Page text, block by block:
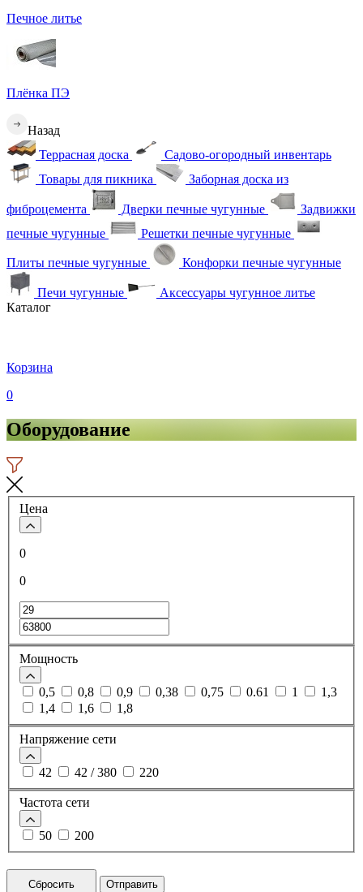
Печное литье
Плёнка ПЭ
Назад
Террасная доска
Садово-огородный инвентарь
Товары для пикника
Заборная доска из
фиброцемента Дверки печные чугунные
Задвижки
печные чугунные
Решетки печные чугунные
Плиты печные чугунные Конфорки печные чугунные
Печи чугунные
Аксессуары чугунное литье
Каталог
Корзина
0
Оборудование
Цена
0
0
Мощность
0,5 0,8 0,9 0,38 0,75 0.61 1
1,3
1,4
1,6 1,8
Напряжение сети
42 42 / 380 220
Частота сети
50 200
Сбросить Отправить